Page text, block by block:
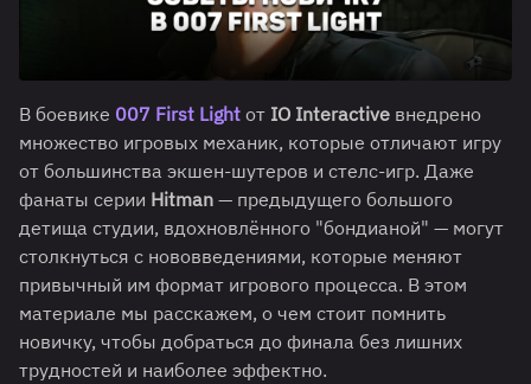
В боевике 007 First Light от IO Interactive внедрено
множество игровых механик, которые отличают игру
от большинства экшен-шутеров и стелс-игр. Даже
фанаты серии Hitman — предыдущего большого
детища студии, вдохновлённого "бондианой" — могут
столкнуться с нововведениями, которые меняют
привычный им формат игрового процесса. В этом
материале мы расскажем, о чем стоит помнить
новичку, чтобы добраться до финала без лишних
трудностей и наиболее эффектно.